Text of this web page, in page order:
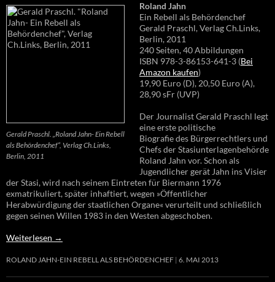
Gerald Praschl. „Roland Jahn- Ein Rebell
als Behördenchef“, Verlag Ch.Links,
Berlin, 2011
Roland Jahn
Ein Rebell als Behördenchef
Gerald Praschl, Verlag Ch.Links,
Berlin, 2011
240 Seiten, 40 Abbildungen
ISBN 978-3-86153-641-3 (Bei
Amazon kaufen)
19,90 Euro (D), 20,50 Euro (A),
28,90 sFr (UVP)
Der Journalist Gerald Praschl legt
eine erste politische
Biografie des Bürgerrechtlers und
Chefs der Stasiunterlagenbehörde
Roland Jahn vor. Schon als
Jugendlicher gerät Jahn ins Visier
der Stasi, wird nach seinem Eintreten für Biermann 1976
exmatrikuliert, später inhaftiert, wegen »Öffentlicher
Herabwürdigung der staatlichen Organe« verurteilt und schließlich
gegen seinen Willen 1983 in den Westen abgeschoben.
Weiterlesen →
ROLAND JAHN-EIN REBELL ALS BEHÖRDENCHEF 6. MAI 2013